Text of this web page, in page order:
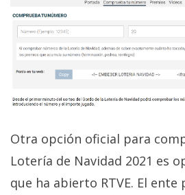
Otra opción oficial para
Lotería de Navidad 2021 es
que ha abierto RTVE. El ente